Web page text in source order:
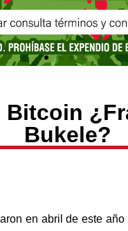
Bitcoin
Bukele?
en abril de este